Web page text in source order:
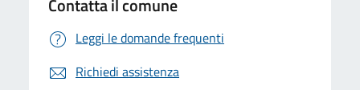
Contatta il comune
Leggi le domande frequenti
Richiedi assistenza